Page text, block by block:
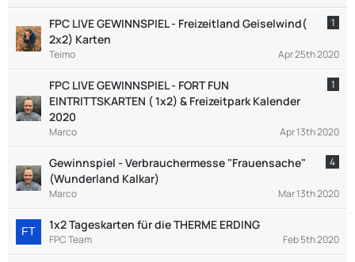
FPC LIVE GEWINNSPIEL - Freizeitland Geiselwind(
2x2) Karten
1
Teimo Apr 25th 2020
FPC LIVE GEWINNSPIEL - FORT FUN
EINTRITTSKARTEN ( 1x2) & Freizeitpark Kalender
2020
1
Marco Apr 13th 2020
Gewinnspiel - Verbrauchermesse "Frauensache"
(Wunderland Kalkar)
4
Marco Mar 13th 2020
1x2 Tageskarten für die THERME ERDING
FPC Team Feb 5th 2020